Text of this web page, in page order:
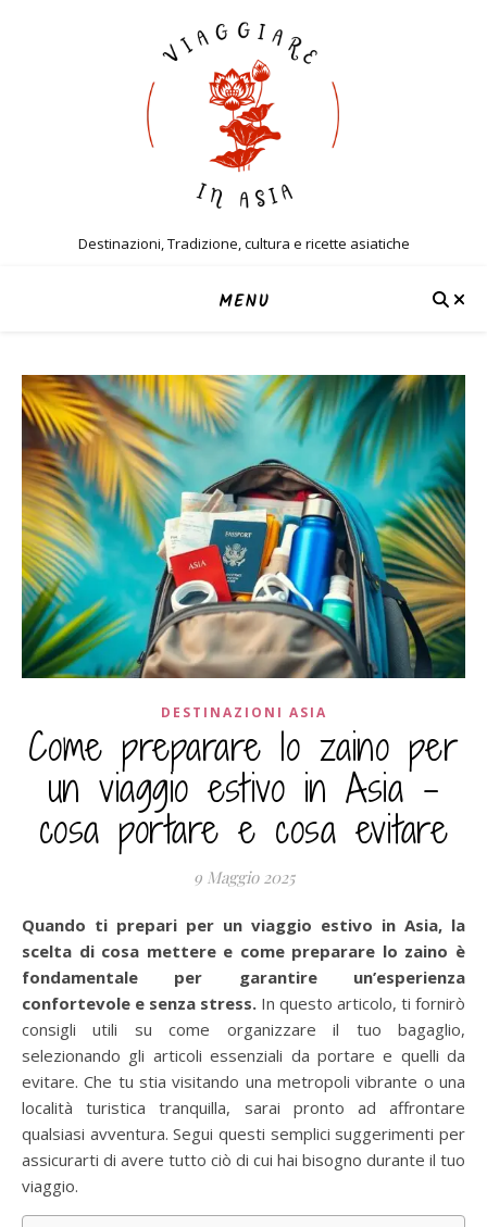
Destinazioni, Tradizione, cultura e ricette asiatiche
MENU
DESTINAZIONI ASIA
Come preparare lo zaino per
un viaggio estivo in Asia –
cosa portare e cosa evitare
9 Maggio 2025
Quando ti prepari per un viaggio estivo in Asia, la
scelta di cosa mettere e come preparare lo zaino è
fondamentale per garantire un’esperienza
confortevole e senza stress. In questo articolo, ti fornirò
consigli utili su come organizzare il tuo bagaglio,
selezionando gli articoli essenziali da portare e quelli da
evitare. Che tu stia visitando una metropoli vibrante o una
località turistica tranquilla, sarai pronto ad affrontare
qualsiasi avventura. Segui questi semplici suggerimenti per
assicurarti di avere tutto ciò di cui hai bisogno durante il tuo
viaggio.